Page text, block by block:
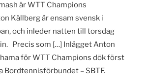
är WTT Champions
Källberg är ensam svensk i
och inleder natten till torsdag
Precis som […] Inlägget Anton
för WTT Champions dök först
Bordtennisförbundet – SBTF.